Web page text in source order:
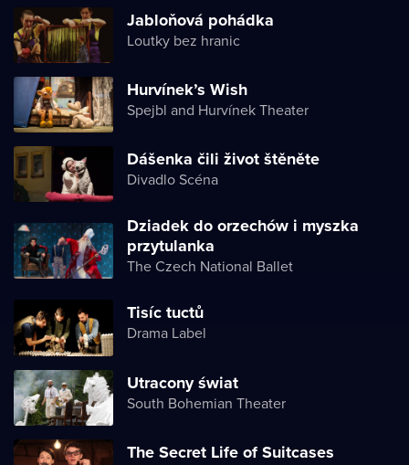
Jabloňová pohádka
Loutky bez hranic
Hurvínek’s Wish
Spejbl and Hurvínek Theater
Dášenka čili život štěněte
Divadlo Scéna
Dziadek do orzechów i myszka
przytulanka
The Czech National Ballet
Tisíc tuctů
Drama Label
Utracony świat
South Bohemian Theater
The Secret Life of Suitcases